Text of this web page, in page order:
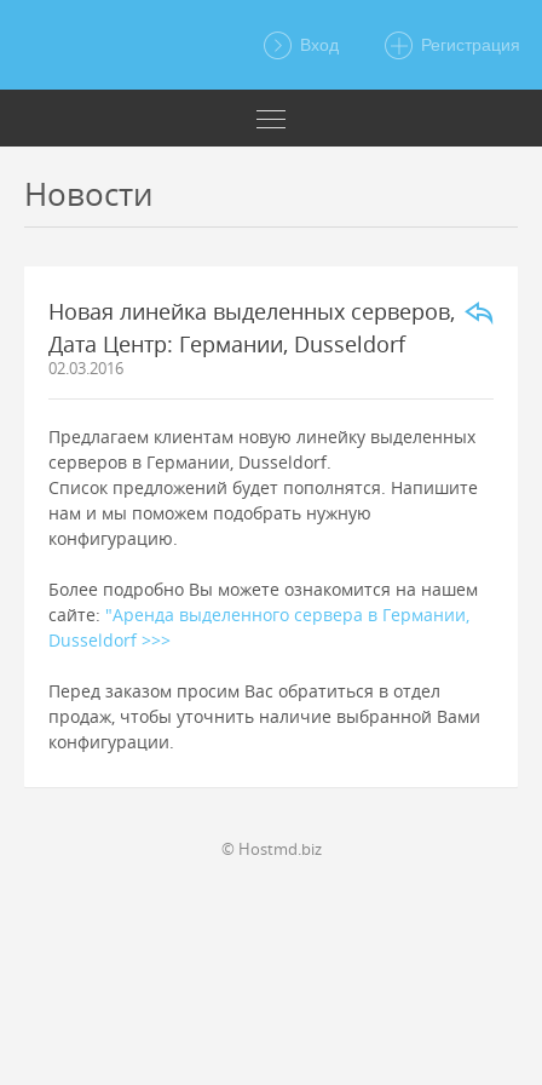
Вход Регистрация
Новости
Новая линейка выделенных серверов,
Дата Центр: Германии, Dusseldorf
02.03.2016
Предлагаем клиентам новую линейку выделенных
серверов в Германии, Dusseldorf.
Список предложений будет пополнятся. Напишите
нам и мы поможем подобрать нужную
конфигурацию.
Более подробно Вы можете ознакомится на нашем
сайте: "Аренда выделенного сервера в Германии,
Dusseldorf >>>
Перед заказом просим Вас обратиться в отдел
продаж, чтобы уточнить наличие выбранной Вами
конфигурации.
© Hostmd.biz